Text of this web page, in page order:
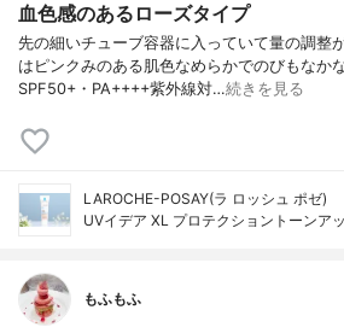
血色感のあるローズタイプ
先の細いチューブ容器に入っていて量の調整
はピンクみのある肌色なめらかでのびもなか
SPF50+・PA++++紫外線対…続きを見る
LAROCHE-POSAY(ラ ロッシュ ポゼ)
UVイデア XL プロテクショントーンア
もふもふ